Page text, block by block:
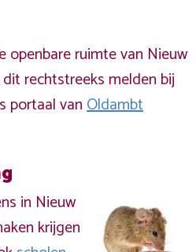
openbare ruimte van Nieuw
rechtstreeks melden bij
portaal vanOldambt
in Nieuw
krijgen